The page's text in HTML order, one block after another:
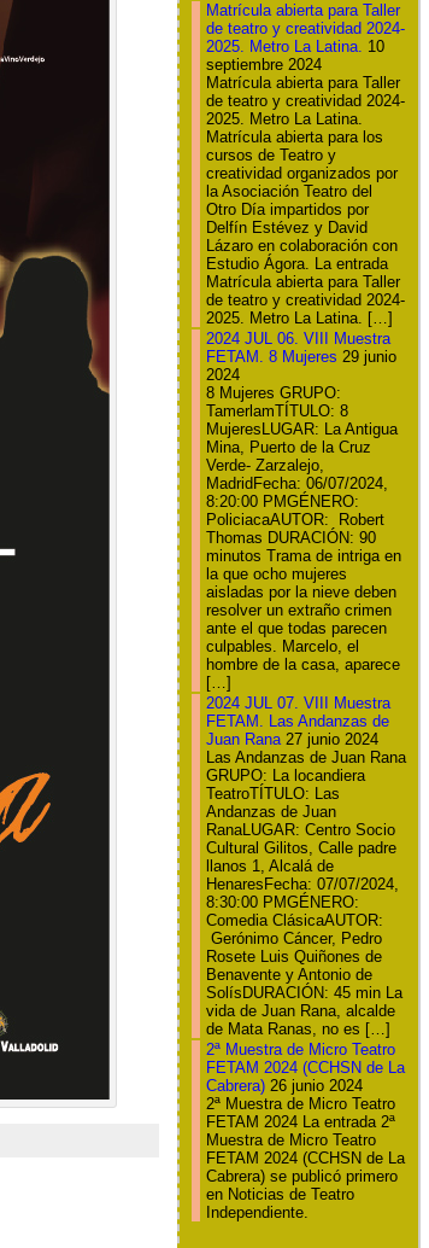
Matrícula abierta para Taller
de teatro y creatividad 2024-
2025. Metro La Latina. 10
septiembre 2024
Matrícula abierta para Taller
de teatro y creatividad 2024-
2025. Metro La Latina.
Matrícula abierta para los
cursos de Teatro y
creatividad organizados por
la Asociación Teatro del
Otro Día impartidos por
Delfín Estévez y David
Lázaro en colaboración con
Estudio Ágora. La entrada
Matrícula abierta para Taller
de teatro y creatividad 2024-
2025. Metro La Latina. […]
2024 JUL 06. VIII Muestra
FETAM. 8 Mujeres 29 junio
2024
8 Mujeres GRUPO:
TamerlamTÍTULO: 8
MujeresLUGAR: La Antigua
Mina, Puerto de la Cruz
Verde- Zarzalejo,
MadridFecha: 06/07/2024,
8:20:00 PMGÉNERO:
PoliciacaAUTOR: Robert
Thomas DURACIÓN: 90
minutos Trama de intriga en
la que ocho mujeres
aisladas por la nieve deben
resolver un extraño crimen
ante el que todas parecen
culpables. Marcelo, el
hombre de la casa, aparece
[…]
2024 JUL 07. VIII Muestra
FETAM. Las Andanzas de
Juan Rana 27 junio 2024
Las Andanzas de Juan Rana
GRUPO: La locandiera
TeatroTÍTULO: Las
Andanzas de Juan
RanaLUGAR: Centro Socio
Cultural Gilitos, Calle padre
llanos 1, Alcalá de
HenaresFecha: 07/07/2024,
8:30:00 PMGÉNERO:
Comedia ClásicaAUTOR:
Gerónimo Cáncer, Pedro
Rosete Luis Quiñones de
Benavente y Antonio de
SolísDURACIÓN: 45 min La
vida de Juan Rana, alcalde
de Mata Ranas, no es […]
2ª Muestra de Micro Teatro
FETAM 2024 (CCHSN de La
Cabrera) 26 junio 2024
2ª Muestra de Micro Teatro
FETAM 2024 La entrada 2ª
Muestra de Micro Teatro
FETAM 2024 (CCHSN de La
Cabrera) se publicó primero
en Noticias de Teatro
Independiente.